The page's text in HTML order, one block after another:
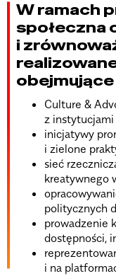
W ramach
społeczna
i
obejmujące
Culture &
z
inicjatywy
i zielone
sieć
kreatywnego
politycznych
prowadzenie
dostępności,
i na